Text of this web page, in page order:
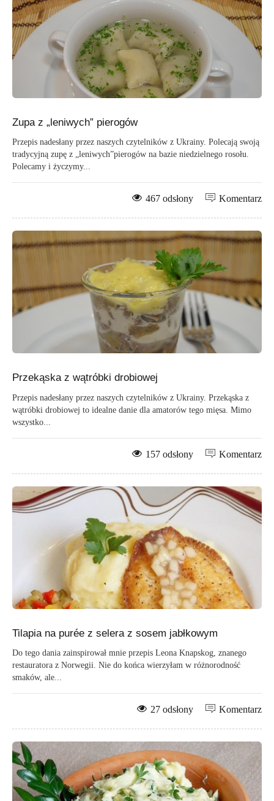
Zupa z „leniwych” pierogów
Przepis nadesłany przez naszych czytelników z Ukrainy. Polecają swoją
tradycyjną zupę z „leniwych”pierogów na bazie niedzielnego rosołu.
Polecamy i życzymy...
Komentarz
467 odsłony
Przekąska z wątróbki drobiowej
Przepis nadesłany przez naszych czytelników z Ukrainy. Przekąska z
wątróbki drobiowej to idealne danie dla amatorów tego mięsa. Mimo
wszystko...
Komentarz
157 odsłony
Tilapia na purée z selera z sosem jabłkowym
Do tego dania zainspirował mnie przepis Leona Knapskog, znanego
restauratora z Norwegii. Nie do końca wierzyłam w różnorodność
smaków, ale...
Komentarz
27 odsłony